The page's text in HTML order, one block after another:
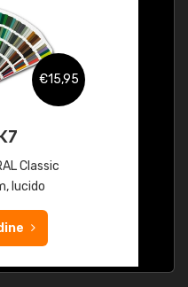
€15,95
Classic
lucido